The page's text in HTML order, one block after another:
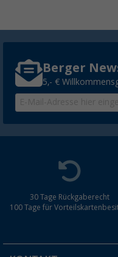
Berger
5,- €
30 Tage Rückgaberecht
100 Tage für